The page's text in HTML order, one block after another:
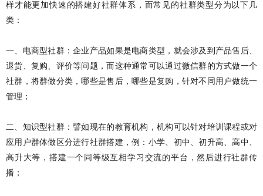
样才能更加快速的搭建好社群体系，而常见的社群类型分为以下几
类：
一、电商型社群：企业产品如果是电商类型，就会涉及到产品售后、
退货、复购、评价等问题，而这种通常可以通过微信群的方式做一个
社群，将群做分类，哪些是售后，哪些是复购，针对不同用户做统一
管理；
二、知识型社群：譬如现在的教育机构，机构可以针对培训课程或对
应用户群体做区分进行社群搭建，例：小学、初中、初升高、高中、
高升大等，搭建一个同等级互相学习交流的平台，然后进行社群传
播；